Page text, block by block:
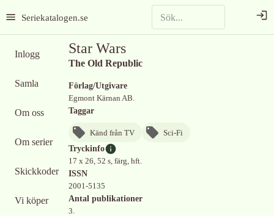
Seriekatalogen.se
Inlogg
Samla
Om oss
Om serier
Skickkoder
Vi köper
Star Wars
The Old Republic
Förlag/Utgivare
Egmont Kärnan AB.
Taggar
Känd från TV
Sci-Fi
Tryckinfo
17 x 26, 52 s, färg, hft.
ISSN
2001-5135
Antal publikationer
3.